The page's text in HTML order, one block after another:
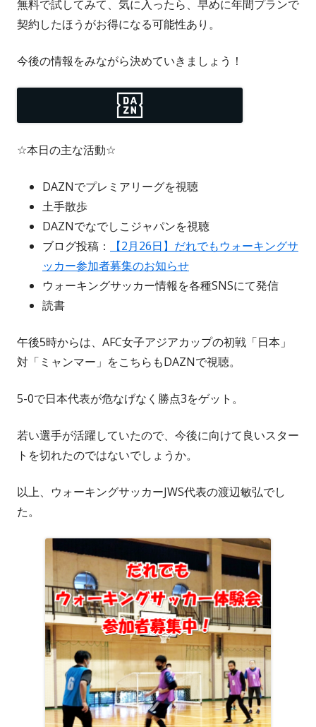
無料で試してみて、気に入ったら、早めに年間プランで
契約したほうがお得になる可能性あり。
今後の情報をみながら決めていきましょう！
☆本日の主な活動☆
DAZNでプレミアリーグを視聴
土手散歩
DAZNでなでしこジャパンを視聴
ブログ投稿：
【2月26日】だれでもウォーキングサ
ッカー参加者募集のお知らせ
ウォーキングサッカー情報を各種SNSにて発信
読書
午後5時からは、AFC女子アジアカップの初戦「日本」
対「ミャンマー」をこちらもDAZNで視聴。
5-0で日本代表が危なげなく勝点3をゲット。
若い選手が活躍していたので、今後に向けて良いスター
トを切れたのではないでしょうか。
以上、ウォーキングサッカーJWS代表の渡辺敏弘でし
た。